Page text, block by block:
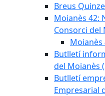
Breus
Moianès 42:
Consorci del
Moianès
Butlletí
del Moianès
Butlletí
Empresarial